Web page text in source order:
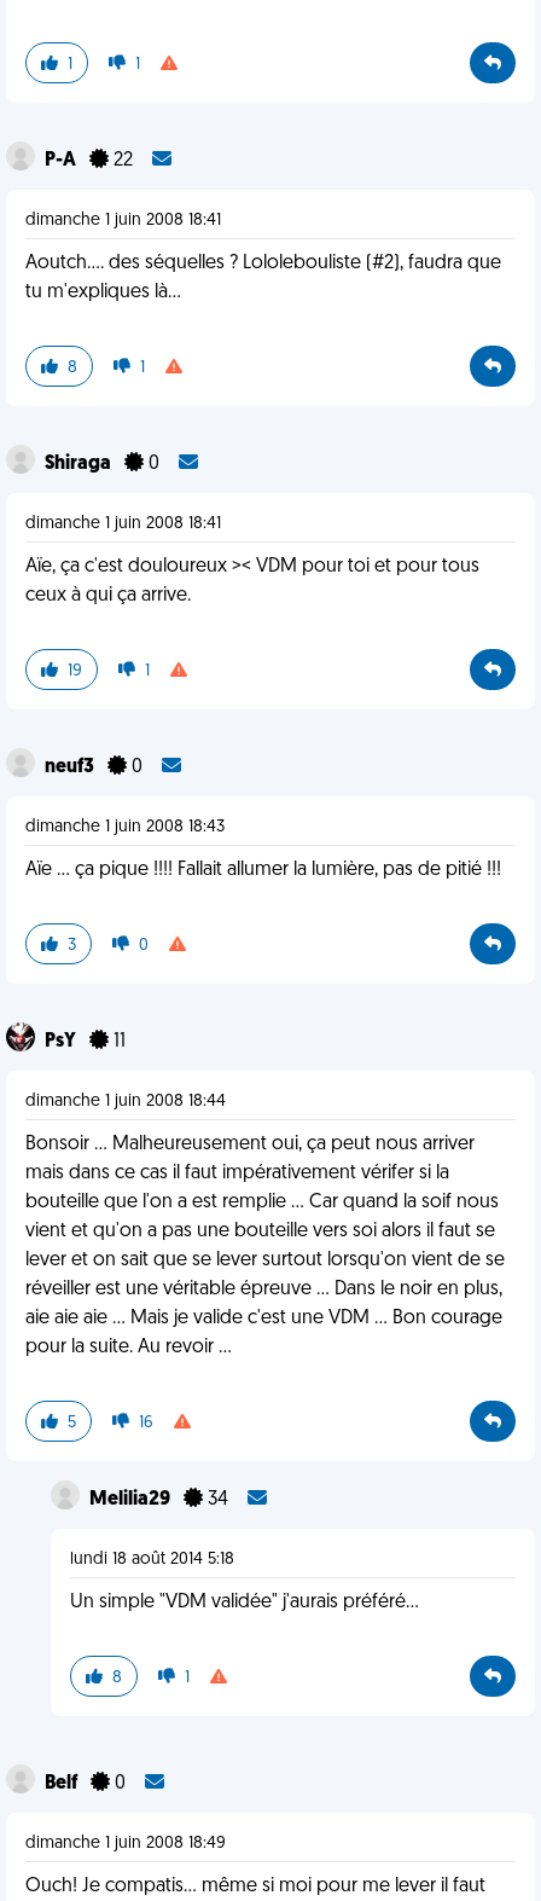
1 1
P-A 22
dimanche 1 juin 2008 18:41
Aoutch.... des séquelles ? Lololebouliste (#2), faudra que
tu m'expliques là...
8 1
Shiraga 0
dimanche 1 juin 2008 18:41
Aïe, ça c'est douloureux >< VDM pour toi et pour tous
ceux à qui ça arrive.
19 1
neuf3 0
dimanche 1 juin 2008 18:43
Aïe ... ça pique !!!! Fallait allumer la lumière, pas de pitié !!!
3 0
PsY
dimanche 1 juin 2008 18:44
Bonsoir ... Malheureusement oui, ça peut nous arriver
mais dans ce cas il faut impérativement vérifer si la
bouteille que l'on a est remplie ... Car quand la soif nous
vient et qu'on a pas une bouteille vers soi alors il faut se
lever et on sait que se lever surtout lorsqu'on vient de se
réveiller est une véritable épreuve ... Dans le noir en plus,
aie aie aie ... Mais je valide c'est une VDM ... Bon courage
pour la suite. Au revoir ...
5 16
Melilia29 34
lundi 18 août 2014 5:18
Un simple "VDM validée" j'aurais préféré...
8 1
Belf 0
dimanche 1 juin 2008 18:49
Ouch! Je compatis... même si moi pour me lever il faut